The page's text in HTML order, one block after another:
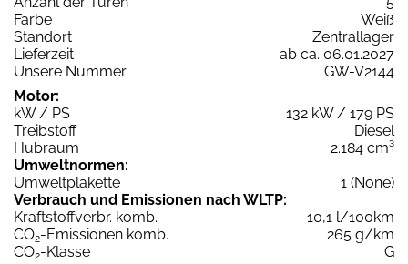
Farbe
Weiß
Standort
Zentrallager
Lieferzeit
ab ca. 06.01.2027
Unsere Nummer
GW-V2144
Motor:
kW / PS
132 kW / 179 PS
Treibstoff
Diesel
Hubraum
2.184 cm³
Umweltnormen:
Umweltplakette
1 (None)
Verbrauch und Emissionen nach WLTP:
Kraftstoffverbr. komb.
10,1 l/100km
CO2-Emissionen komb.
265 g/km
CO2-Klasse
G